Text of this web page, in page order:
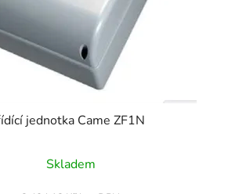
jednotka Came ZF1N
Skladem